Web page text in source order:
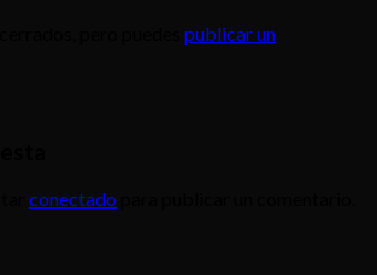
publicar un
conectado